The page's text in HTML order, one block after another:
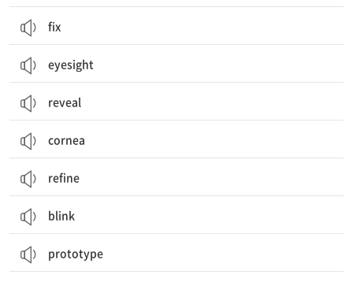
fix
eyesight
reveal
cornea
refine
blink
prototype